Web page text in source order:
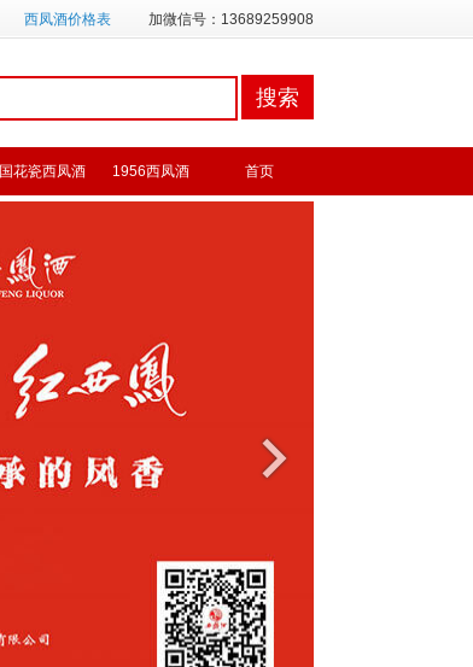
西凤酒价格表 加微信号：13689259908
首页
1956西凤酒
国花瓷西凤酒